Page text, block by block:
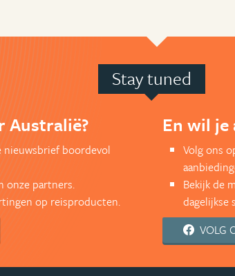
Stay tuned
Australië?
nieuwsbrief boordevol
onze partners.
op reisproducten.
En wil
Volg ons
Bekijk de
dagelijkse
VOLG